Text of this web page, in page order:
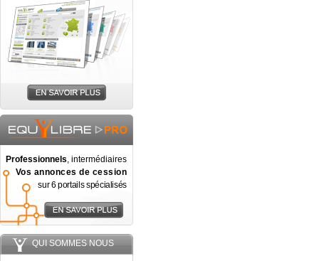
Professionnels, intermédiaires
Vos annonces de cession
sur 6 portails spécialisés
QUI SOMMES NOUS